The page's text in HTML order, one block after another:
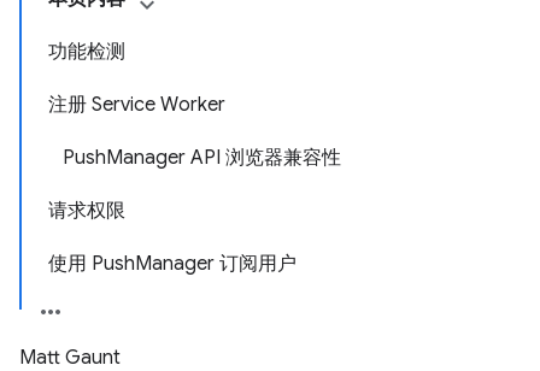
功能检测
注册 Service Worker
PushManager API 浏览器兼容性
请求权限
使用 PushManager 订阅用户
Matt Gaunt